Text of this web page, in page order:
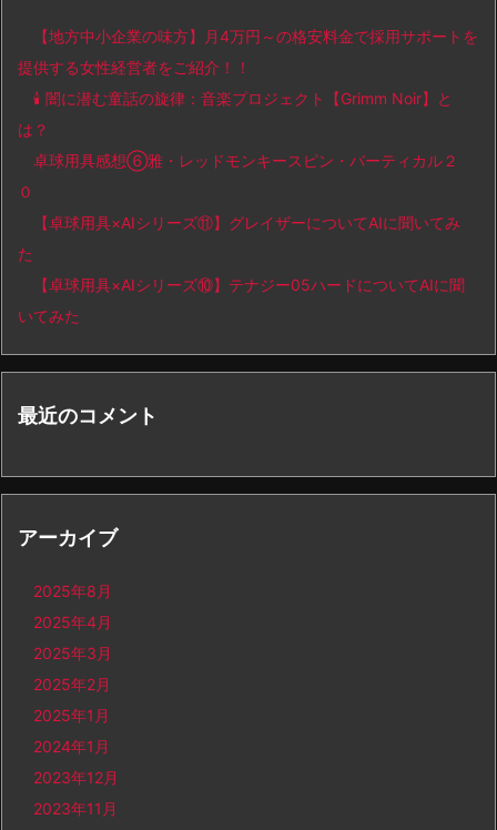
【地方中小企業の味方】月4万円～の格安料金で採用サポートを
提供する女性経営者をご紹介！！
🕯️ 闇に潜む童話の旋律：音楽プロジェクト【Grimm Noir】と
は？
卓球用具感想⑥雅・レッドモンキースピン・バーティカル２
０
【卓球用具×AIシリーズ⑪】グレイザーについてAIに聞いてみ
た
【卓球用具×AIシリーズ⑩】テナジー05ハードについてAIに聞
いてみた
最近のコメント
アーカイブ
2025年8月
2025年4月
2025年3月
2025年2月
2025年1月
2024年1月
2023年12月
2023年11月